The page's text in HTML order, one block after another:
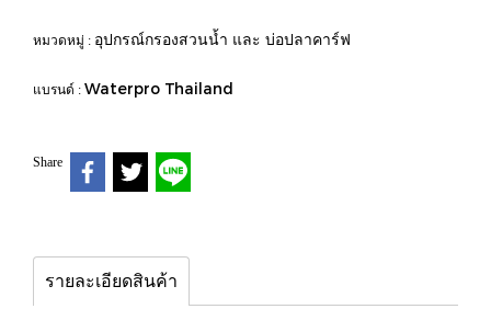
หมวดหมู่ : อุปกรณ์กรองสวนน้ำ และ บ่อปลาคาร์ฟ
แบรนด์ : Waterpro Thailand
Share
รายละเอียดสินค้า